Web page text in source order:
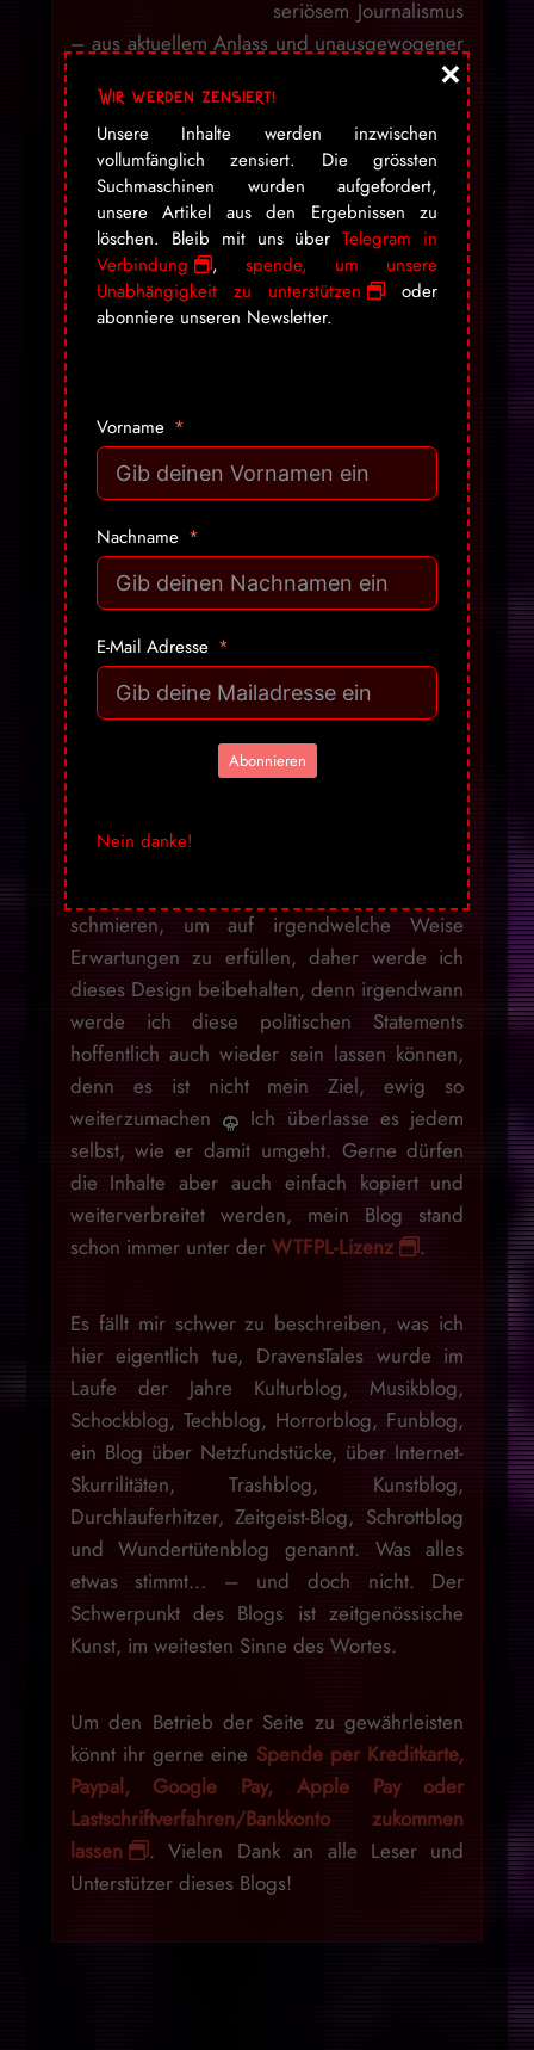
seriösem Journalismus
– aus aktuellem Anlass und unausgewogener
Berichterstattung der Presse Politik – und
Zombies, garniert mit jeder Menge Kunst,
Entertainment und Punkrock. Draven hat aus
seinem Hobby eine beliebte Marke gemacht,
welche sich nicht einordnen lässt.
Mein Blog war niemals darauf ausgelegt
Nachrichten zu verbreiten, geschweige denn
anderen Kanälen zensiert werden, hier
festzuhalten. Mir ist dabei bewusst, dass die
Seite mit dem Design auf viele diesbezüglich
nicht «seriös» wirkt, ich werde dies aber
nicht ändern, um den «Mainstream» zu
gefallen. Wer offen ist, für nicht
staatskonforme Informationen, sieht den Inhalt
und nicht die Verpackung. Ich habe die
letzten 2 Jahre genügend versucht,
dabei jedoch schnell bemerkt, dass es
«verpackt» sind, sondern was das
schmieren, um auf irgendwelche Weise
Erwartungen zu erfüllen, daher werde ich
dieses Design beibehalten, denn irgendwann
werde ich diese politischen Statements
hoffentlich auch wieder sein lassen können,
denn es ist nicht mein Ziel, ewig so
weiterzumachen
Ich überlasse es jedem
selbst, wie er damit umgeht. Gerne dürfen
die Inhalte aber auch einfach kopiert und
weiterverbreitet werden, mein Blog stand
schon immer unter der WTFPL-Lizenz .
Es fällt mir schwer zu beschreiben, was ich
hier eigentlich tue, DravensTales wurde im
Laufe der Jahre Kulturblog, Musikblog,
Schockblog, Techblog, Horrorblog, Funblog,
ein Blog über Netzfundstücke, über Internet-
Skurrilitäten, Trashblog, Kunstblog,
Durchlauferhitzer, Zeitgeist-Blog, Schrottblog
und Wundertütenblog genannt. Was alles
etwas stimmt… – und doch nicht. Der
Schwerpunkt des Blogs ist zeitgenössische
Kunst, im weitesten Sinne des Wortes.
Um den Betrieb der Seite zu gewährleisten
könnt ihr gerne eine Spende per Kreditkarte,
Paypal, Google Pay, Apple Pay oder
Lastschriftverfahren/Bankkonto zukommen
lassen
. Vielen Dank an alle Leser und
Unterstützer dieses Blogs!
Wir werden zensiert!
Unsere Inhalte werden inzwischen
vollumfänglich zensiert. Die grössten
Suchmaschinen wurden aufgefordert,
unsere Artikel aus den Ergebnissen zu
löschen. Bleib mit uns überTelegram in
Verbindung
, spende, um unsere
Unabhängigkeit zu unterstützen
oder
abonniere unseren Newsletter.
Vorname
Nachname
E-Mail Adresse
Abonnieren
Nein danke!
×